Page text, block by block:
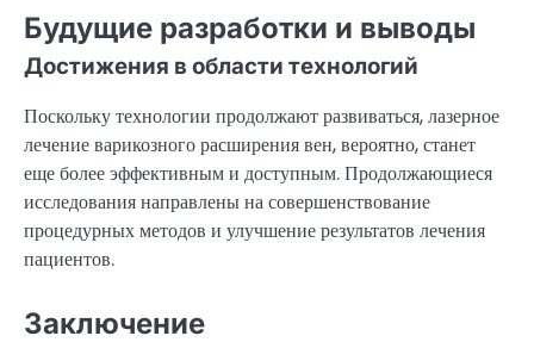
Будущие разработки и выводы
Достижения в области технологий
Поскольку технологии продолжают развиваться, лазерное
лечение варикозного расширения вен, вероятно, станет
еще более эффективным и доступным. Продолжающиеся
исследования направлены на совершенствование
процедурных методов и улучшение результатов лечения
пациентов.
Заключение